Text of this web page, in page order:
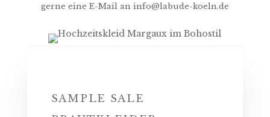
gerne eine E-Mail an info@labude-koeln.de
SAMPLE SALE